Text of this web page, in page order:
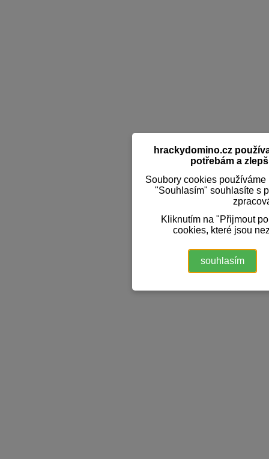
hrackydomino.cz
potřebám a
Soubory cookies
"Souhlasím" souhlasíte s
Kliknutím na "Přijmout
cookies, které jsou
souhlasím